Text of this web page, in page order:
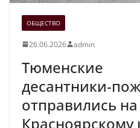
ОБЩЕСТВО
26.06.2026 admin
Тюменские
отправились
Красноярскому